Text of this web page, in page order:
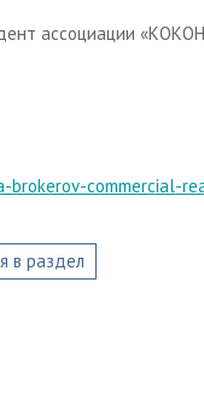
ассоциации
commercial-
в раздел